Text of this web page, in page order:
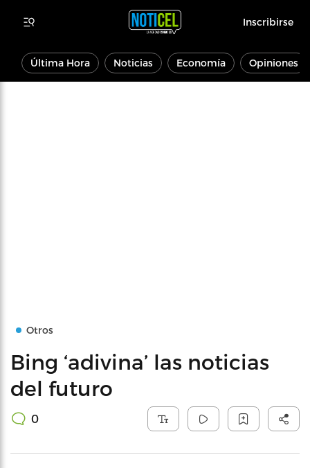
Inscribirse
Última Hora Noticias Economía Opiniones
Otros
Bing ‘adivina’ las noticias
del futuro
0